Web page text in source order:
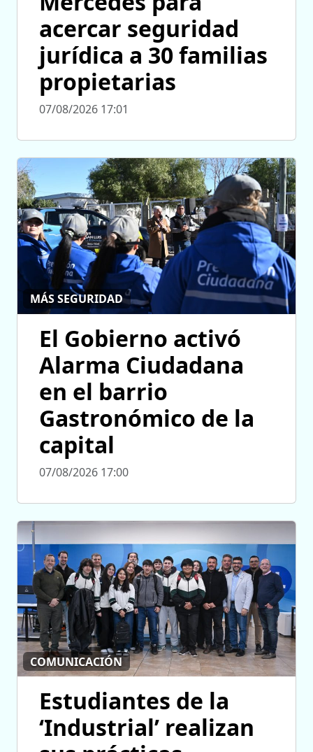
acercar seguridad
jurídica a 30 familias
propietarias
07/08/2026 17:01
MÁS SEGURIDAD
El Gobierno activó
Alarma Ciudadana
en el barrio
Gastronómico de la
capital
07/08/2026 17:00
COMUNICACIÓN
Estudiantes de la
‘Industrial’ realizan